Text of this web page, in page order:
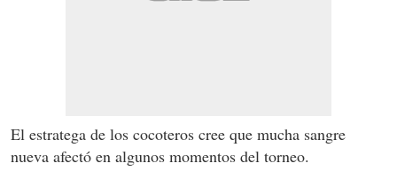
El estratega de los cocoteros cree que mucha sangre
nueva afectó en algunos momentos del torneo.